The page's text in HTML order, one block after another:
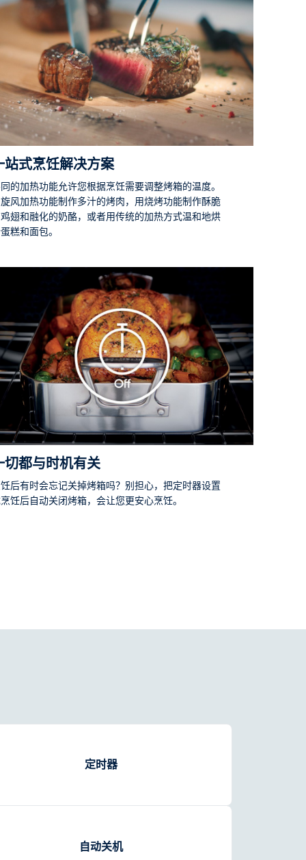
站式烹饪解决方案
的加热功能允许您根据烹饪需要调整烤箱的温度。
风加热功能制作多汁的烤肉，用烧烤功能制作酥脆
翅和融化的奶酪，或者用传统的加热方式温和地烘
糕和面包。
切都与时机有关
后有时会忘记关掉烤箱吗？别担心，把定时器设置
饪后自动关闭烤箱，会让您更安心烹饪。
定时器
自动关机